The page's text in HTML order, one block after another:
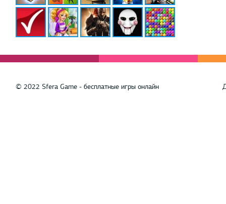
© 2022 Sfera Game - бесплатные игры онлайн